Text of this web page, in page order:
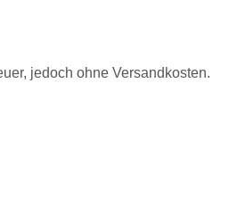
jedoch ohne Versandkosten.